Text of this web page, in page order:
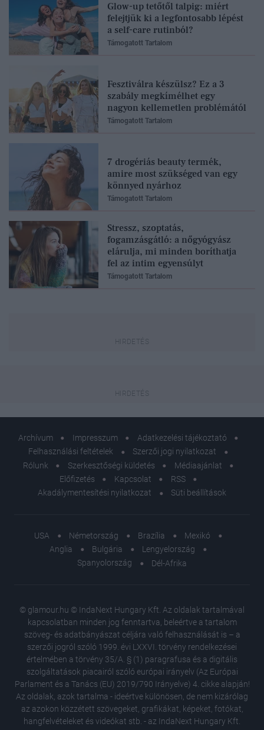
Glow-up tetőtől talpig: miért
felejtjük ki a legfontosabb lépést
a self-care rutinból?
Támogatott Tartalom
Fesztiválra készülsz? Ez a 3
szabály megkímélhet egy
nagyon kellemetlen problémától
Támogatott Tartalom
7 drogériás beauty termék,
amire most szükséged van egy
könnyed nyárhoz
Támogatott Tartalom
Stressz, szoptatás,
fogamzásgátló: a nőgyógyász
elárulja, mi minden boríthatja
fel az intim egyensúlyt
Támogatott Tartalom
Archívum Impresszum
Adatkezelési tájékoztató
Felhasználási feltételek
Szerzői jogi nyilatkozat
Rólunk
Szerkesztőségi küldetés
Médiaajánlat
Előfizetés
Kapcsolat
RSS
Akadálymentesítési nyilatkozat
Süti beállítások
USA Németország Brazília
Mexikó
Anglia
Bulgária
Lengyelország
Spanyolország
Dél-Afrika
© glamour.hu © IndaNext Hungary Kft. Az oldalak tartalmával
kapcsolatban minden jog fenntartva, beleértve a tartalom
szöveg- és adatbányászat céljára való felhasználását is – a
szerzői jogról szóló 1999. évi LXXVI. törvény rendelkezései
értelmében a törvény 35/A. § (1) paragrafusa és a digitális
szolgáltatások piacairól szóló európai irányelv (Az Európai
Parlament és a Tanács (EU) 2019/790 Irányelve) 4. cikke alapján!
Az oldalak, azok tartalma - ideértve különösen, de nem kizárólag
az azokon közzétett szövegeket, grafikákat, képeket, fotókat,
hangfelvételeket és videókat stb. - az IndaNext Hungary Kft.